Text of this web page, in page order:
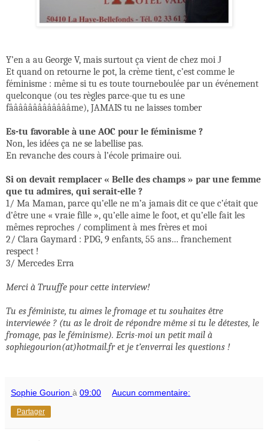
Y’en a au George V, mais surtout ça vient de chez moi J
Et quand on retourne le pot, la crème tient, c’est comme le
féminisme : même si tu es toute tourneboulée par un événement
quelconque (ou tes règles parce-que tu es une
fâââââââââââââme), JAMAIS tu ne laisses tomber
Es-tu favorable à une AOC pour le féminisme ?
Non, les idées ça ne se labellise pas.
En revanche des cours à l’école primaire oui.
Si on devait remplacer « Belle des champs » par une femme
que tu admires, qui serait-elle ?
1/ Ma Maman, parce qu’elle ne m’a jamais dit ce que c’était que
d’être une « vraie fille », qu’elle aime le foot, et qu’elle fait les
mêmes reproches / compliment à mes frères et moi
2/ Clara Gaymard : PDG, 9 enfants, 55 ans… franchement
respect !
3/ Mercedes Erra
Merci à Truuffe pour cette interview!
Tu es féministe, tu aimes le fromage et tu souhaites être
interviewée ? (tu as le droit de répondre même si tu le détestes, le
fromage, pas le féminisme). Ecris-moi un petit mail à
sophiegourion(at)hotmail.fr et je t’enverrai les questions !
Sophie Gourion à 09:00 Aucun commentaire:
Partager